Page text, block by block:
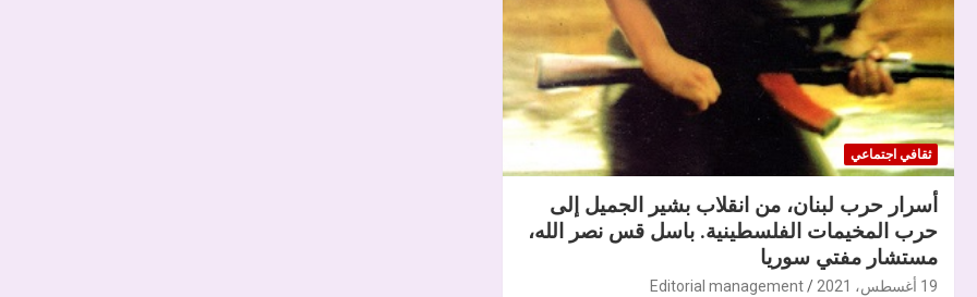
ثقافي اجتماعي
أسرار حرب لبنان، من انقلاب بشير الجميل إلى
حرب المخيمات الفلسطينية. باسل قس نصر الله،
مستشار مفتي سوريا
19 أغسطس، 2021 Editorial management